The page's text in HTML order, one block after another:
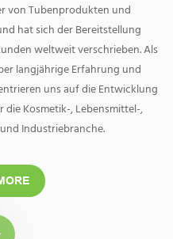
von Tubenprodukten und
hat sich der Bereitstellung
weltweit verschrieben. Als
langjährige Erfahrung und
uns auf die Entwicklung
Kosmetik-, Lebensmittel-,
Industriebranche.